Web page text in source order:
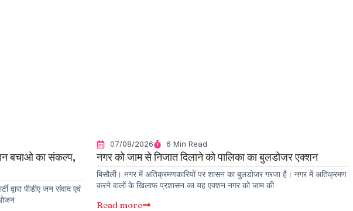
बचाओ का संकल्प,
द्वारा पीडीए जन संवाद एवं
07/08/2026 6 Min Read
नगर को जाम से निजात दिलाने को पालिका का बुलडोजर एक्शन
बिसौली। नगर में अतिक्रमणकारियों पर शासन का बुलडोजर गरजा है। नगर में अतिक्रमण
करने वालों के खिलाफ प्रशासन का यह एक्शन नगर को जाम की
Read more